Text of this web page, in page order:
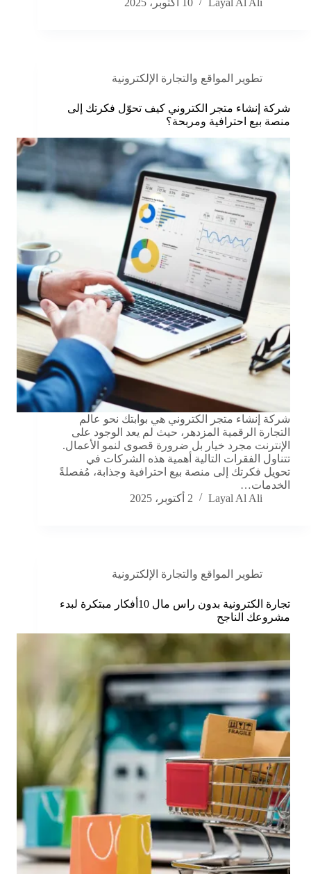
تطوير المواقع والتجارة الإلكترونية
شركة إنشاء متجر الكتروني كيف تحوّل فكرتك إلى
منصة بيع احترافية ومربحة؟
شركة إنشاء متجر الكتروني هي بوابتك نحو عالم
التجارة الرقمية المزدهر، حيث لم يعد الوجود على
الإنترنت مجرد خيار بل ضرورة قصوى لنمو الأعمال.
تتناول الفقرات التالية أهمية هذه الشركات في
تحويل فكرتك إلى منصة بيع احترافية وجذابة، مُفصلةً
الخدمات…
Layal Al Ali
2 أكتوبر، 2025
تطوير المواقع والتجارة الإلكترونية
تجارة الكترونية بدون راس مال 10أفكار مبتكرة لبدء
مشروعك الناجح